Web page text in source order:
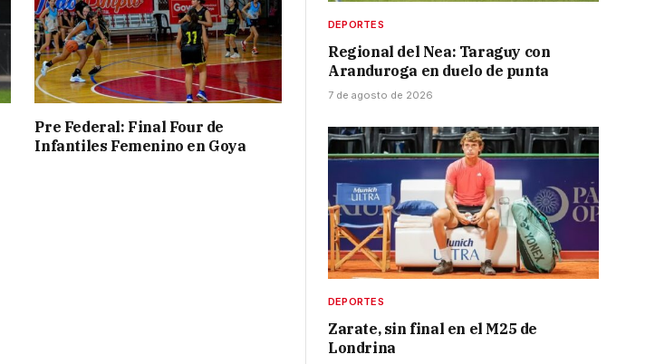
Pre Federal: Final Four de
Infantiles Femenino en Goya
DEPORTES
Regional del Nea: Taraguy con
Aranduroga en duelo de punta
7 de agosto de 2026
DEPORTES
Zarate, sin final en el M25 de
Londrina